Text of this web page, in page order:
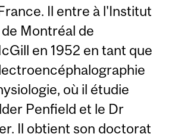
Il entre à l'Institut
Montréal de
en 1952 en tant que
où il étudie
Penfield et le Dr
Il obtient son doctorat